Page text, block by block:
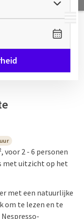
MENU
voor 2 - 6 personen
met uitzicht op het
met een natuurlijke
om te lezen en te